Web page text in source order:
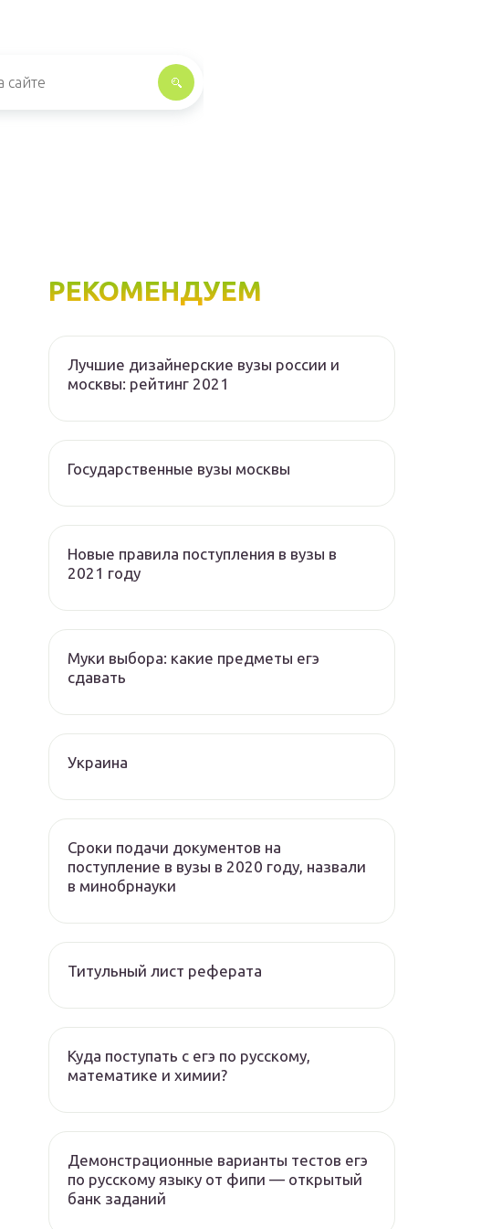
РЕКОМЕНДУЕМ
Лучшие дизайнерские вузы россии и
москвы: рейтинг 2021
Государственные вузы москвы
Новые правила поступления в вузы в
2021 году
Муки выбора: какие предметы егэ
сдавать
Украина
Сроки подачи документов на
поступление в вузы в 2020 году, назвали
в минобрнауки
Титульный лист реферата
Куда поступать с егэ по русскому,
математике и химии?
Демонстрационные варианты тестов егэ
по русскому языку от фипи — открытый
банк заданий